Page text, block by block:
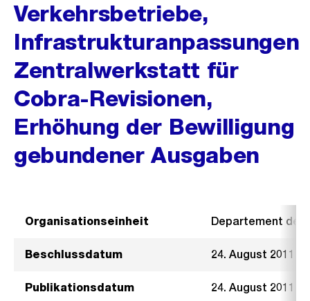
Verkehrsbetriebe,
Infrastrukturanpassungen
Zentralwerkstatt für
Cobra-Revisionen,
Erhöhung der Bewilligung
gebundener Ausgaben
Organisationseinheit Departement der
Beschlussdatum 24. August 2011
Publikationsdatum 24. August 2011